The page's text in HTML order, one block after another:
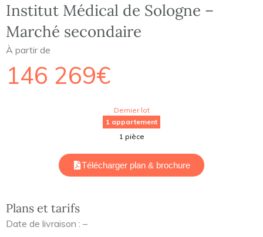
Institut Médical de Sologne –
Marché secondaire
À partir de
146 269€
Dernier lot
1 appartement
1 pièce
Télécharger plan & brochure
Plans et tarifs
Date de livraison : –